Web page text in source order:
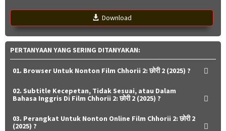
Download
PERTANYAAN YANG SERING DITANYAKAN:
01. Browser Untuk Nonton Film Chhorii 2: छोरी 2 (2025) ?
02. Subtitle Kecepetan, Tidak Sesuai, atau Dalam
Bahasa Inggris Di Film Chhorii 2: छोरी 2 (2025) ?
03. Perangkat Untuk Nonton Online Film Chhorii 2: छोरी 2
(2025) ?